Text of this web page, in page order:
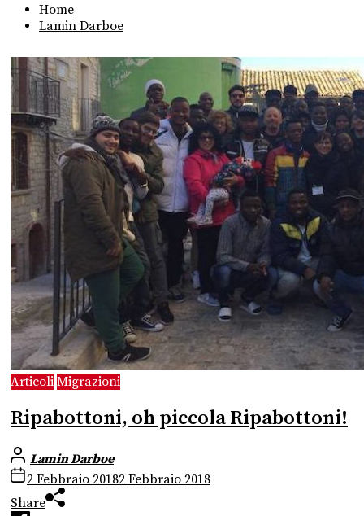
Home
Lamin Darboe
Articoli Migrazioni
Ripabottoni, oh piccola Ripabottoni!
Lamin Darboe
2 Febbraio 20182 Febbraio 2018
Share